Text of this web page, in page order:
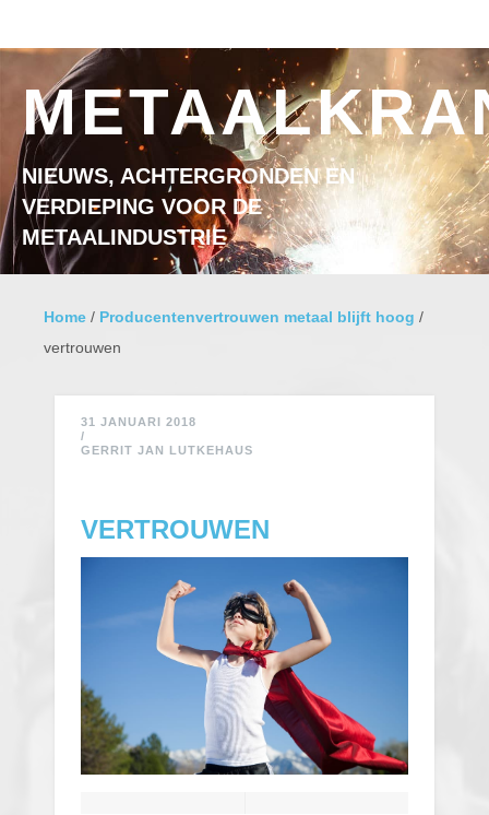
NIEUWS, ACHTERGRONDEN EN
VERDIEPING VOOR DE
METAALINDUSTRIE
Home / Producentenvertrouwen metaal blijft hoog /
vertrouwen
31 JANUARI 2018
/
GERRIT JAN LUTKEHAUS
VERTROUWEN